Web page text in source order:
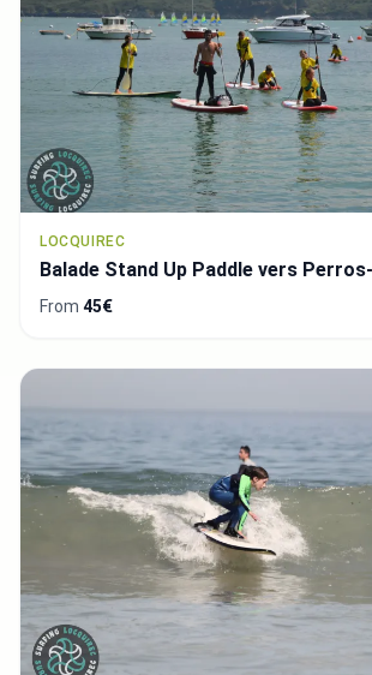
LOCQUIREC
Balade Stand Up Paddle vers
From 45€